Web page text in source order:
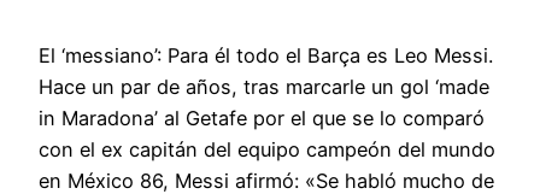
El ‘messiano’: Para él todo el Barça es Leo Messi.
Hace un par de años, tras marcarle un gol ‘made
in Maradona’ al Getafe por el que se lo comparó
con el ex capitán del equipo campeón del mundo
en México 86, Messi afirmó: «Se habló mucho de